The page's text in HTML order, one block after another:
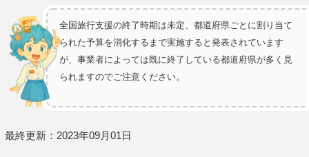
全国旅行支援の終了時期は未定、都道府県ごとに割り当て
られた予算を消化するまで実施すると発表されています
が、事業者によっては既に終了している都道府県が多く見
られますのでご注意ください。
最終更新：2023年09月01日